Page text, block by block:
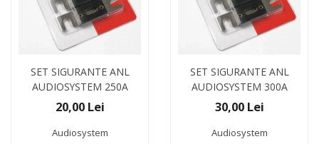
SET SIGURANTE ANL
AUDIOSYSTEM 250A
20,00 Lei
Audiosystem
SET SIGURANTE ANL
AUDIOSYSTEM 300A
30,00 Lei
Audiosystem